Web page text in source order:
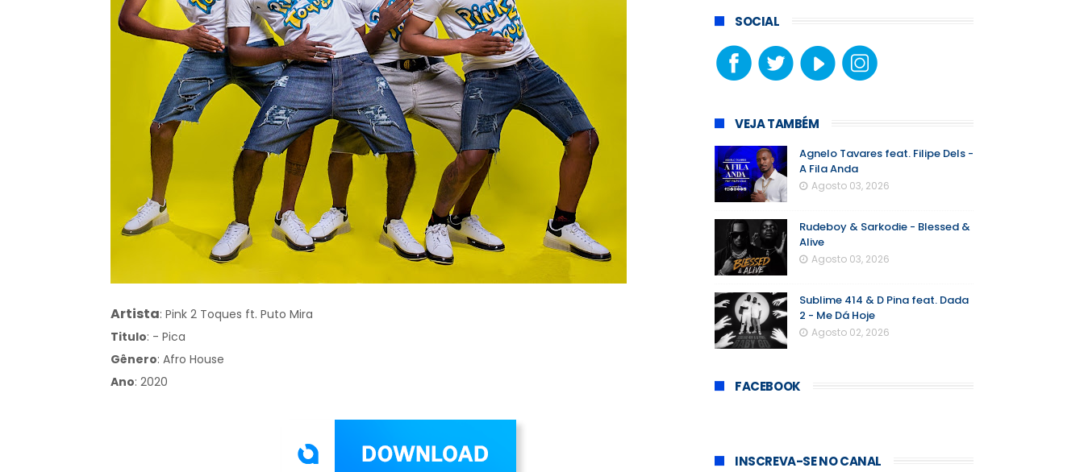
Artista: Pink 2 Toques ft. Puto Mira
Titulo: - Pica
Gênero: Afro House
Ano: 2020
SOCIAL
VEJA TAMBÉM
Agnelo Tavares feat. Filipe Dels -
A Fila Anda
Agosto 03, 2026
Rudeboy & Sarkodie - Blessed &
Alive
Agosto 03, 2026
Sublime 414 & D Pina feat. Dada
2 - Me Dá Hoje
Agosto 02, 2026
FACEBOOK
INSCREVA-SE NO CANAL